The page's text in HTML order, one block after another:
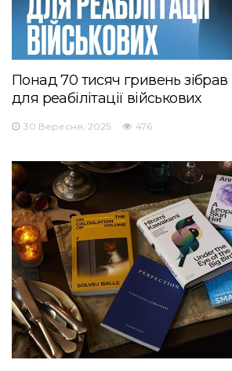
Понад 70 тисяч гривень
для реабілітації військових
30 Вересня, 2025 476